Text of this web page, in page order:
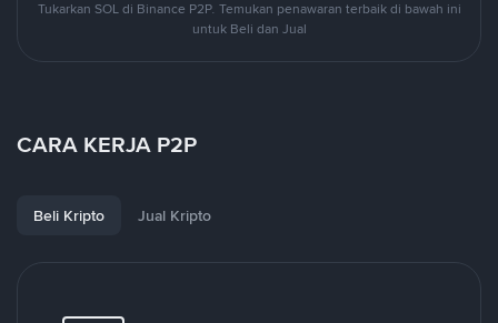
Tukarkan SOL di Binance P2P. Temukan penawaran terbaik di bawah ini
untuk Beli dan Jual
CARA KERJA P2P
Beli Kripto Jual Kripto